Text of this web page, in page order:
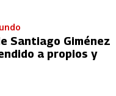
Santiago Giménez
a propios y